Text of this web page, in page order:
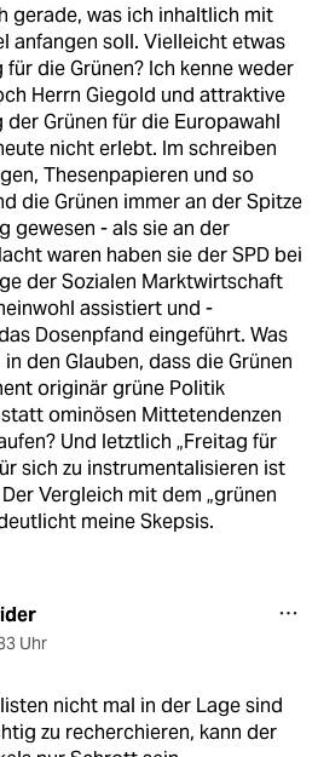
gerade, was ich inhaltlich mit
anfangen soll. Vielleicht etwas
für die Grünen? Ich kenne weder
Herrn Giegold und attraktive
der Grünen für die Europawahl
nicht erlebt. Im schreiben
Thesenpapieren und so
die Grünen immer an der Spitze
gewesen - als sie an der
waren haben sie der SPD bei
der Sozialen Marktwirtschaft
assistiert und -
Dosenpfand eingeführt. Was
den Glauben, dass die Grünen
originär grüne Politik
ominösen Mittetendenzen
Und letztlich „Freitag für
sich zu instrumentalisieren ist
Vergleich mit dem „grünen
meine Skepsis.
Uhr
nicht mal in der Lage sind
zu recherchieren, kann der